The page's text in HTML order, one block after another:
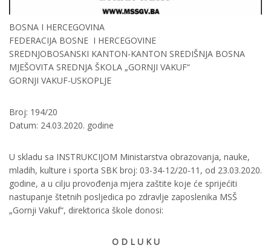
BOSNA I HERCEGOVINA
FEDERACIJA BOSNE I HERCEGOVINE
SREDNJOBOSANSKI KANTON-KANTON SREDIŠNJA BOSNA
MJEŠOVITA SREDNJA ŠKOLA „GORNJI VAKUF“
GORNJI VAKUF-USKOPLJE
Broj: 194/20
Datum: 24.03.2020. godine
U skladu sa INSTRUKCIJOM Ministarstva obrazovanja, nauke,
mladih, kulture i sporta SBK broj: 03-34-12/20-11, od 23.03.2020.
godine, a u cilju provođenja mjera zaštite koje će sprijećiti
nastupanje štetnih posljedica po zdravlje zaposlenika MSŠ
„Gornji Vakuf“, direktorica škole donosi:
O D L U K U